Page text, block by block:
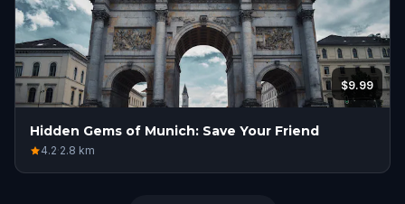
$9.99
Hidden Gems of Munich: Save Your Friend
4.2·2.8 km